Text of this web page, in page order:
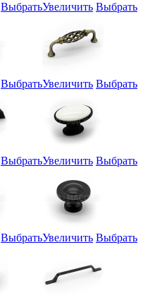
ВыбратьУвеличить Выбрать
ВыбратьУвеличить Выбрать
ВыбратьУвеличить Выбрать
ВыбратьУвеличить Выбрать